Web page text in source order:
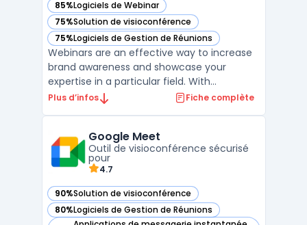
85%Logiciels de Webinar
— voir BigMarker dans cette catégorie
75%Solution de visioconférence
— voir BigMarker dans cette catégorie
75%Logiciels de Gestion de Réunions
— voir BigMarker dans cette catégorie
Webinars are an effective way to increase
brand awareness and showcase your
expertise in a particular field. With
BigMarker, you can easily create and host
you're looking to educate potential clients,
promote your latest ...
Plus d’infos Fiche complète
Google Meet
Outil de visioconférence sécurisé
pour
4.7
90%Solution de visioconférence
— voir Google Meet dans cette catégorie
80%Logiciels de Gestion de Réunions
— voir Google Meet dans cette catégorie